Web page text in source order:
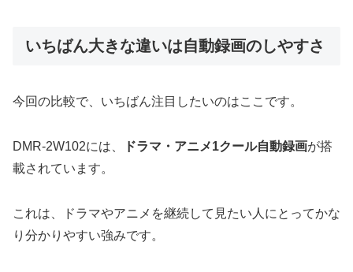
いちばん大きな違いは自動録画のしやすさ
今回の比較で、いちばん注目したいのはここです。
DMR-2W102には、 ドラマ・アニメ1クール自動録画が搭
載されています。
これは、ドラマやアニメを継続して見たい人にとってかな
り分かりやすい強みです。